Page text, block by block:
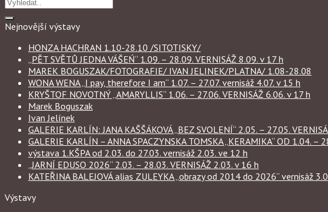
Nejnovější výstavy
HONZA HACHRAN 1.10-28.10 /SITOTISKY/
„PĚT SVĚTŮ JEDNA VÁŠEŃ“ 1.09. – 28.09. VERNISÁŽ 8.09. v 17 h
MAREK BOGUSZAK/FOTOGRAFIE/ IVAN JELINEK/PLATNA/ 1.08-28.08
WONA WENA „I pay, therefore I am“ 1.07. – 27.07. vernisáž 4.07. v 15 h
KRYŠTOF NOVOTNÝ „AMARYLLIS“ 1.06. – 27.06. VERNISÁŽ 6.06. v 17 h
Marek Boguszak
Ivan Jelínek
GALERIE KARLÍN: JANA KAŠŠÁKOVÁ „BEZ SVOLENÍ“ 2.05. – 27.05.
GALERIE KARLÍN – ANNA SPACZYNSKA TOMSKA „KERAMIKA“ OD 1.04. –
výstava 1.KŠPA od 2.03. do 27.03. vernisáž 2.03. ve 12 h
„JARNÍ EDUSO 2026“ 2.03. – 28.03. VERNISÁŽ 2.03. v 16 h
KATEŘINA BALEJOVÁ alias ZULEYKA „obrazy od 2014 do 2026“ vernisáž
Výstavy